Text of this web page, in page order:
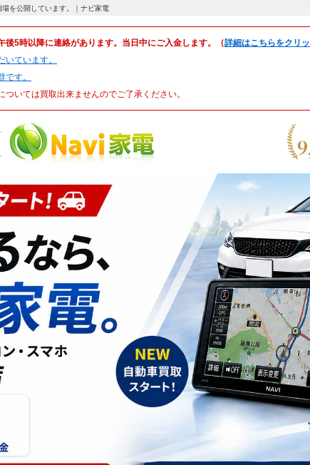
を公開しています。｜ナビ家電
後5時以降に連絡があります。当日中にご入金します。（詳細はこちらをクリ
いています。
です。
いては買取出来ませんのでご了承ください。